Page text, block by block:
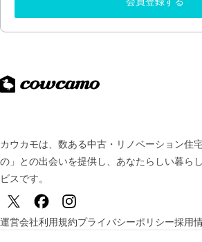
カウカモは、数ある中古・リノベーション住
の」との出会いを提供し、 あなたらしい暮ら
ビスです。
運営会社利用規約プライバシーポリシー採用